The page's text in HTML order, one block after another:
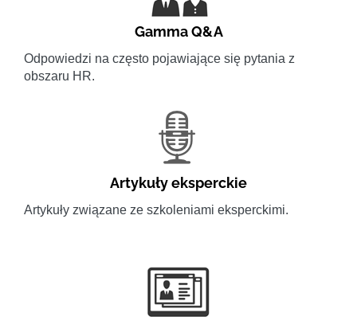
Gamma Q&A
Odpowiedzi na często pojawiające się pytania z
obszaru HR.
Artykuły eksperckie
Artykuły związane ze szkoleniami eksperckimi.